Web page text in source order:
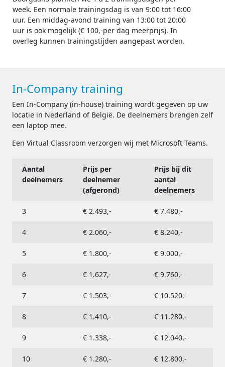
week. Een normale trainingsdag is van 9:00 tot 16:00
uur. Een middag-avond training van 13:00 tot 20:00
uur is ook mogelijk (€ 100,-per dag meerprijs). In
overleg kunnen trainingstijden aangepast worden.
In-Company training
Een In-Company (in-house) training wordt gegeven op uw
locatie in Nederland of België. De deelnemers brengen zelf
een laptop mee.
Een Virtual Classroom verzorgen wij met Microsoft Teams.
Aantal
deelnemers
Prijs per
deelnemer
(afgerond)
Prijs bij dit
aantal
deelnemers
3 € 2.493,- € 7.480,-
4 € 2.060,- € 8.240,-
5 € 1.800,- € 9.000,-
6 € 1.627,- € 9.760,-
7 € 1.503,- € 10.520,-
8 € 1.410,- € 11.280,-
9 € 1.338,- € 12.040,-
10 € 1.280,- € 12.800,-